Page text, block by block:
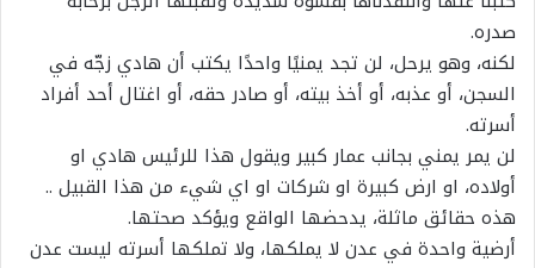
صدره.
لكنه، وهو يرحل، لن تجد يمنيًا واحدًا يكتب أن هادي زجّه في
السجن، أو عذبه، أو أخذ بيته، أو صادر حقه، أو اغتال أحد أفراد
أسرته.
لن يمر يمني بجانب عمار كبير ويقول هذا للرئيس هادي او
أولاده، او ارض كبيرة او شركات او اي شيء من هذا القبيل ..
هذه حقائق ماثلة، يدحضها الواقع ويؤكد صحتها.
أرضية واحدة في عدن لا يملكها، ولا تملكها أسرته ليست عدن